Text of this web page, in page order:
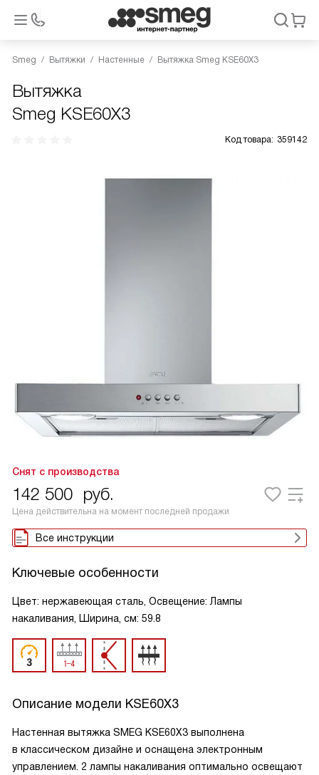
Smeg Вытяжки Настенные Вытяжка Smeg KSE60X3
Вытяжка
Smeg KSE60X3
Код товара: 359142
Снят с производства
142 500 руб.
Цена действительна на момент последней продажи
Все инструкции
Ключевые особенности
Цвет: нержавеющая сталь, Освещение: Лампы
накаливания, Ширина, см: 59.8
Описание модели KSE60X3
Настенная вытяжка SMEG KSE60X3 выполнена
в классическом дизайне и оснащена электронным
управлением. 2 лампы накаливания оптимально освещают